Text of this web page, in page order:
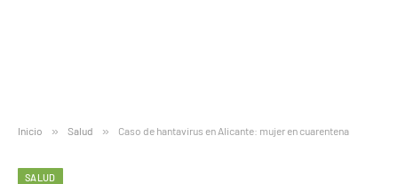
Inicio » Salud » Caso de hantavirus en Alicante: mujer en cuarentena
SALUD